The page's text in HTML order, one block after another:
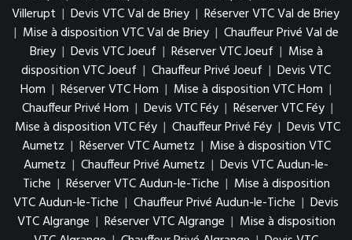
Villerupt | Devis VTC Val de Briey | Réserver VTC Val de Briey
| Mise à disposition VTC Val de Briey | Chauffeur Privé Val de
Briey | Devis VTC Joeuf | Réserver VTC Joeuf | Mise à
disposition VTC Joeuf | Chauffeur Privé Joeuf | Devis VTC
Hom | Réserver VTC Hom | Mise à disposition VTC Hom |
Chauffeur Privé Hom | Devis VTC Féy | Réserver VTC Féy |
Mise à disposition VTC Féy | Chauffeur Privé Féy | Devis VTC
Aumetz | Réserver VTC Aumetz | Mise à disposition VTC
Aumetz | Chauffeur Privé Aumetz | Devis VTC Audun-le-
Tiche | Réserver VTC Audun-le-Tiche | Mise à disposition
VTC Audun-le-Tiche | Chauffeur Privé Audun-le-Tiche | Devis
VTC Algrange | Réserver VTC Algrange | Mise à disposition